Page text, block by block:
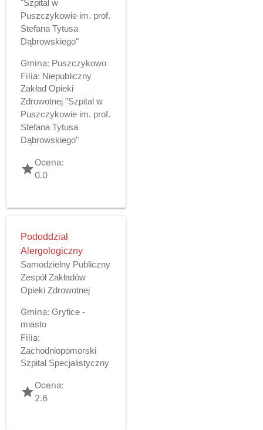
"Szpital w
Puszczykowie im. prof.
Stefana Tytusa
Dąbrowskiego"
Gmina: Puszczykowo
Filia: Niepubliczny
Zakład Opieki
Zdrowotnej "Szpital w
Puszczykowie im. prof.
Stefana Tytusa
Dąbrowskiego"
gradeOcena:
0.0
Pododdział
Alergologiczny
Samodzielny Publiczny
Zespół Zakładów
Opieki Zdrowotnej
Gmina: Gryfice -
miasto
Filia:
Zachodniopomorski
Szpital Specjalistyczny
gradeOcena:
2.6